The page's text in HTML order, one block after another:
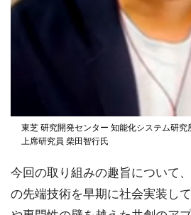
東芝 研究開発センター 知能化システム研究
上席研究員 柴田智行氏
今回の取り組みの趣旨について
の先端技術を早期に社会実装し